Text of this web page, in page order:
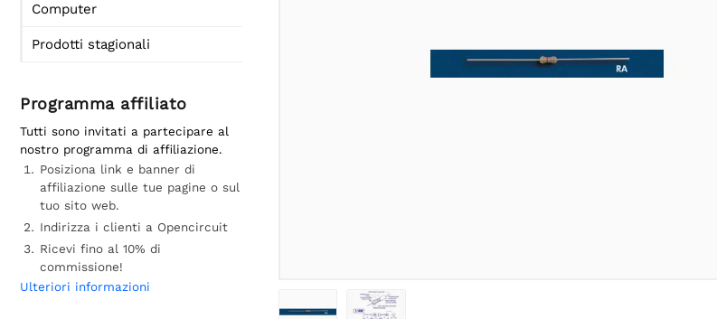
Computer
Prodotti stagionali
Programma affiliato
Tutti sono invitati a partecipare al
nostro programma di affiliazione.
Posiziona link e banner di
affiliazione sulle tue pagine o sul
tuo sito web.
Indirizza i clienti a Opencircuit
Ricevi fino al 10% di
commissione!
Ulteriori informazioni